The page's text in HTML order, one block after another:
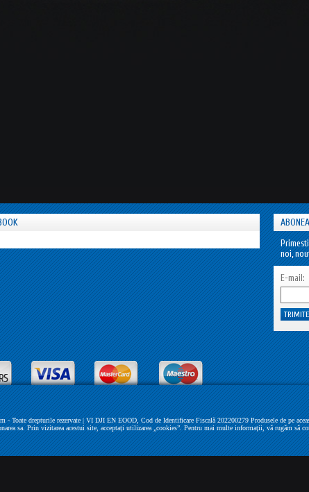
noi,
E-mail:
Toate drepturile rezervate | VI DJI EN EOOD, Cod de Identificare Fiscală 202200279 Produsele de pe
sa. Prin vizitarea acestui site, acceptați utilizarea „cookies”. Pentru mai multe informații, vă rugăm să